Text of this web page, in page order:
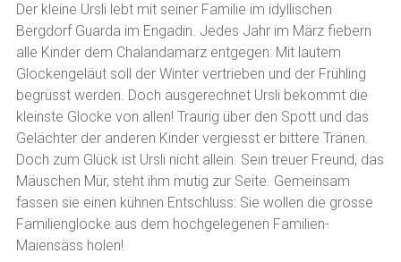
Der kleine Ursli lebt mit seiner Familie im idyllischen
Bergdorf Guarda im Engadin. Jedes Jahr im März fiebern
alle Kinder dem Chalandamarz entgegen: Mit lautem
Glockengeläut soll der Winter vertrieben und der Frühling
begrüsst werden. Doch ausgerechnet Ursli bekommt die
kleinste Glocke von allen! Traurig über den Spott und das
Gelächter der anderen Kinder vergiesst er bittere Tränen.
Doch zum Glück ist Ursli nicht allein. Sein treuer Freund, das
Mäuschen Mür, steht ihm mutig zur Seite. Gemeinsam
fassen sie einen kühnen Entschluss: Sie wollen die grosse
Familienglocke aus dem hochgelegenen Familien-
Maiensäss holen!